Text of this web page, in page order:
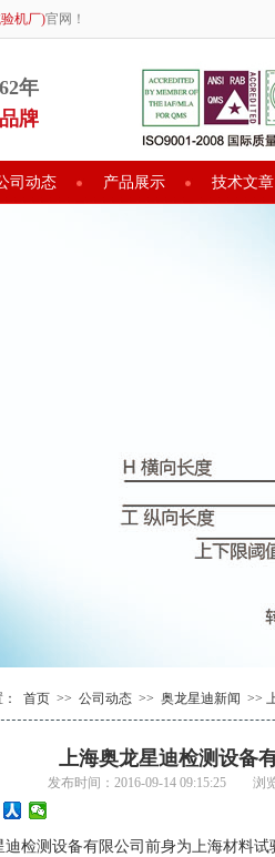
机厂)官网！
年
牌
司动态 产品展示 技术文章
首页 >> 公司动态 >> 奥龙星迪新闻 >>
上海奥龙星迪检测设备
发布时间：2016-09-14 09:15:25
检测设备有限公司前身为上海材料试